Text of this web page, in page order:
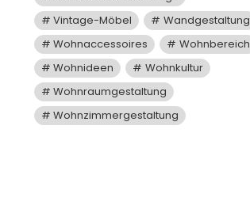
Vintage-Möbel
Wandgestaltung
Wohnaccessoires
Wohnbereich
Wohnideen
Wohnkultur
Wohnraumgestaltung
Wohnzimmergestaltung